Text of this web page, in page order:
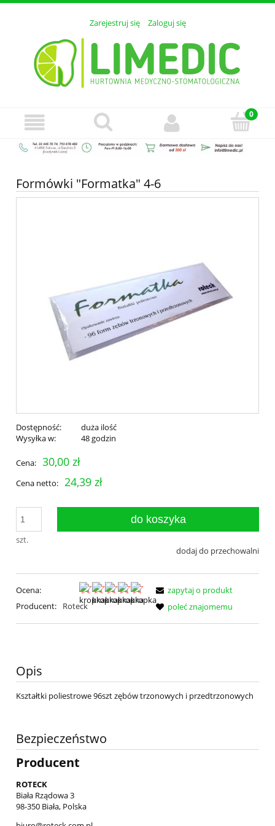
Zarejestruj się Zaloguj się
Formówki "Formatka" 4-6
Dostępność:
duża ilość
Wysyłka w:
48 godzin
Cena: 30,00 zł
Cena netto: 24,39 zł
szt.
do koszyka
dodaj do przechowalni
Ocena:
Producent:
Roteck
zapytaj o produkt
poleć znajomemu
Opis
Kształtki poliestrowe 96szt zębów trzonowych i przedtrzonowych
Bezpieczeństwo
Producent
ROTECK
Biała Rządowa 3
98-350 Biała, Polska